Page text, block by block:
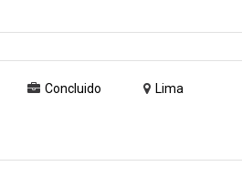
Concluido Lima